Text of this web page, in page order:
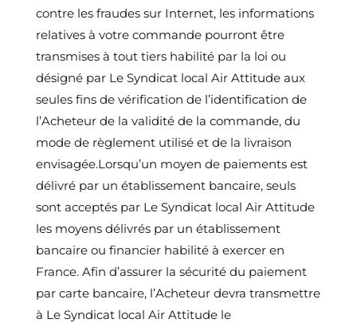
contre les fraudes sur Internet, les informations
relatives à votre commande pourront être
transmises à tout tiers habilité par la loi ou
désigné par Le Syndicat local Air Attitude aux
seules fins de vérification de l’identification de
l’Acheteur de la validité de la commande, du
mode de règlement utilisé et de la livraison
envisagée.Lorsqu’un moyen de paiements est
délivré par un établissement bancaire, seuls
sont acceptés par Le Syndicat local Air Attitude
les moyens délivrés par un établissement
bancaire ou financier habilité à exercer en
France. Afin d’assurer la sécurité du paiement
par carte bancaire, l’Acheteur devra transmettre
à Le Syndicat local Air Attitude le